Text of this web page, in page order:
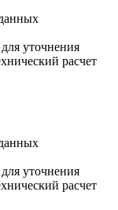
уточнения
расчет
уточнения
расчет